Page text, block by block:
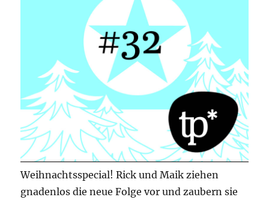
Weihnachtsspecial! Rick und Maik ziehen
gnadenlos die neue Folge vor und zaubern sie